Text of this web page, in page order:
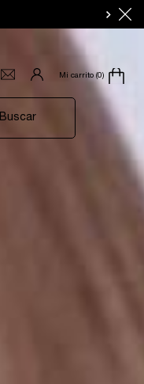
Mi carrito 0
0 producto en el carrito
Buscar